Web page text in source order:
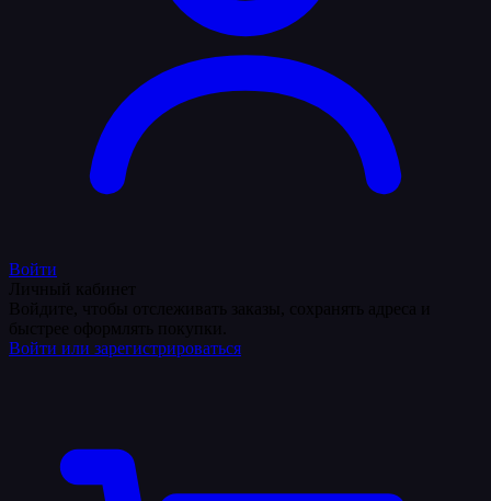
Войти
Войти или зарегистрироваться